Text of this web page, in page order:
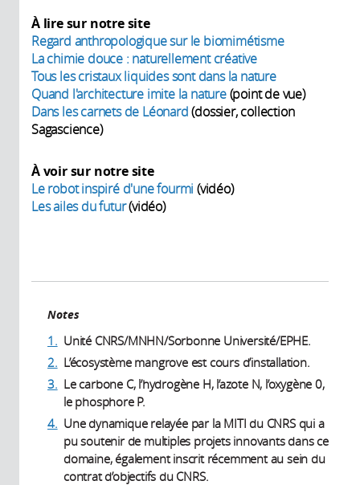
À lire sur notre site
Regard anthropologique sur le biomimétisme
La chimie douce : naturellement créative
Tous les cristaux liquides sont dans la nature
Quand l'architecture imite la nature(point de vue)
Dans les carnets de Léonard(dossier, collection
Sagascience)
À voir sur notre site
Le robot inspiré d'une fourmi (vidéo)
Les ailes du futur(vidéo)
Notes
1. Unité CNRS/MNHN/Sorbonne Université/EPHE.
2. L’écosystème mangrove est cours d’installation.
3. Le carbone C, l’hydrogène H, l’azote N, l’oxygène 0,
le phosphore P.
4. Une dynamique relayée par la MITI du CNRS qui a
pu soutenir de multiples projets innovants dans ce
domaine, également inscrit récemment au sein du
contrat d’objectifs du CNRS.